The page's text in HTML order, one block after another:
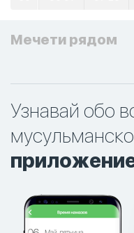
Мечети рядом
Узнавай обо